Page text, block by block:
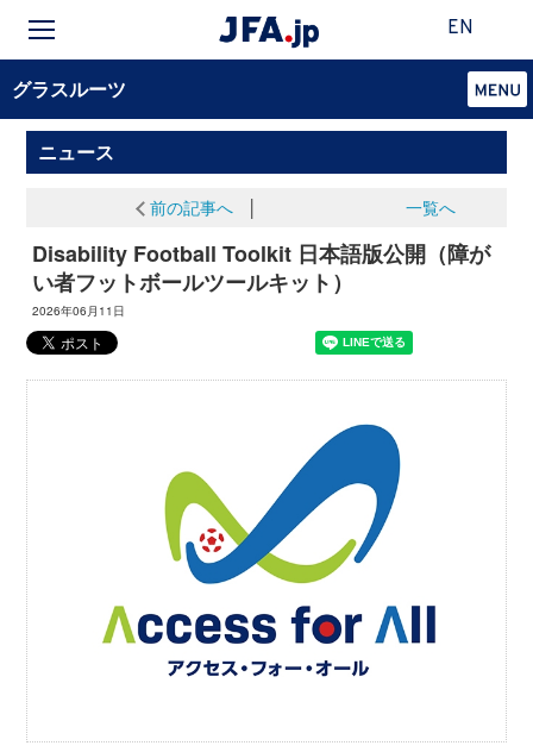
EN
グラスルーツ
ニュース
前の記事へ│ 一覧へ
Disability Football Toolkit 日本語版公開（障が
い者フットボールツールキット）
2026年06月11日